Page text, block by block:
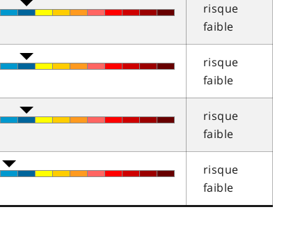
risque
faible
risque
faible
risque
faible
risque
faible